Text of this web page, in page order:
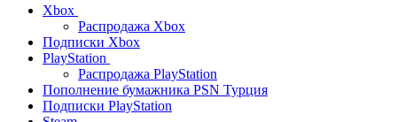
Xbox
Распродажа Xbox
Подписки Xbox
PlayStation
Распродажа PlayStation
Пополнение бумажника PSN Турция
Подписки PlayStation